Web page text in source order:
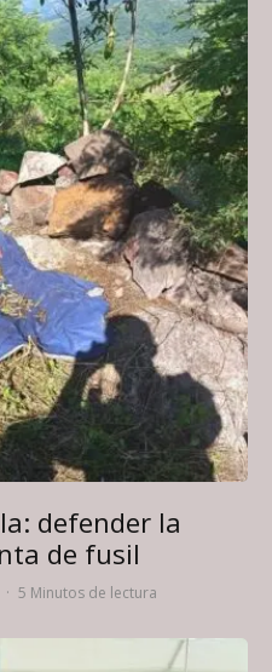
defender la
de fusil
· 5 Minutos de lectura